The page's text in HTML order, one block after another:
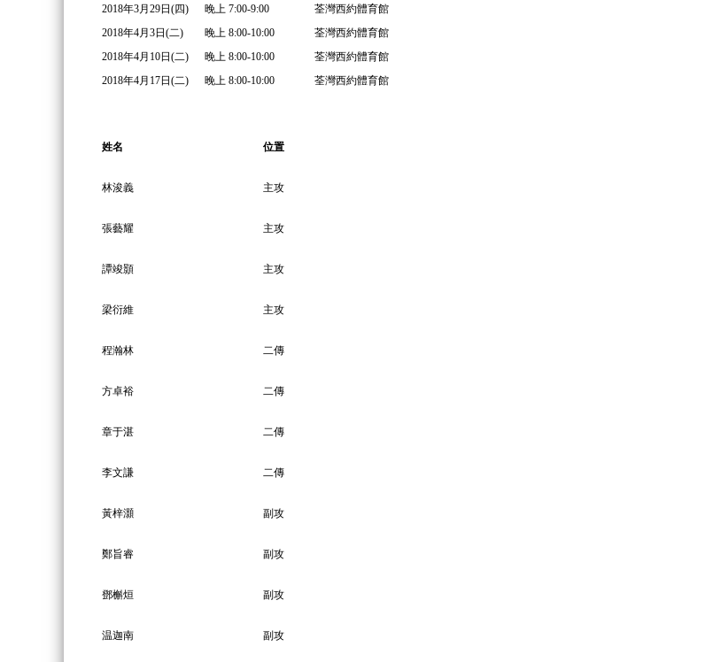
2018年3月29日(四) 晚上 7:00-9:00
荃灣西約體育館
2018年4月3日(二)
晚上 8:00-10:00
荃灣西約體育館
2018年4月10日(二)
晚上 8:00-10:00
荃灣西約體育館
2018年4月17日(二)
晚上 8:00-10:00 荃灣西約體育館
姓名 位置
林浚義 主攻
張藝耀 主攻
譚竣顥 主攻
梁衍維 主攻
程瀚林 二傳
方卓裕 二傳
章于湛 二傳
李文謙 二傳
黃梓灝 副攻
鄭旨睿 副攻
鄧槲烜 副攻
温迦南 副攻